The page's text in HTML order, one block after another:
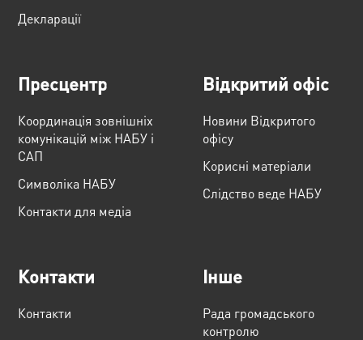
Декларації
Пресцентр
Координація зовнішніх
комунікацій між НАБУ і
САП
Cимволіка НАБУ
Контакти для медіа
Відкритий офіс
Новини Відкритого
офісу
Корисні матеріали
Слідство веде НАБУ
Контакти
Контакти
Інше
Рада громадського
контролю